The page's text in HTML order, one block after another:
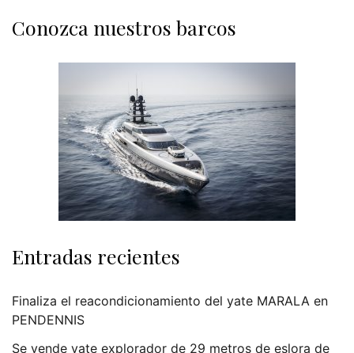
Conozca nuestros barcos
Entradas recientes
Finaliza el reacondicionamiento del yate MARALA en
PENDENNIS
Se vende yate explorador de 29 metros de eslora de